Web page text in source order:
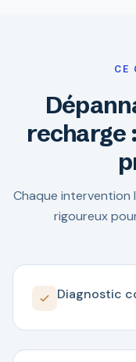
CE
recharge
Chaque intervention
rigoureux
Diagnostic